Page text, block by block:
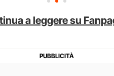
a leggere su